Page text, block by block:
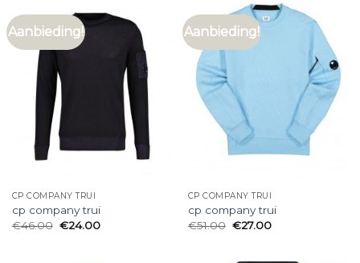
Aanbieding!
CP COMPANY TRUI
cp company trui
€46.00 €24.00
Aanbieding!
CP COMPANY TRUI
cp company trui
€51.00 €27.00